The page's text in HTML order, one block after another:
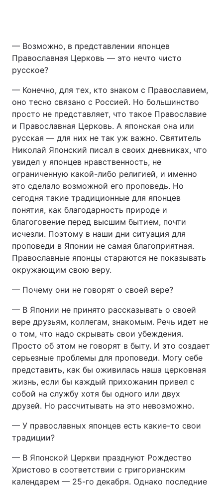
— Возможно, в представлении японцев
Православная Церковь — это нечто чисто
русское?
— Конечно, для тех, кто знаком с Православием,
оно тесно связано с Россией. Но большинство
просто не представляет, что такое Православие
и Православная Церковь. А японская она или
русская — для них не так уж важно. Святитель
Николай Японский писал в своих дневниках, что
увидел у японцев нравственность, не
ограниченную какой-либо религией, и именно
это сделало возможной его проповедь. Но
сегодня такие традиционные для японцев
понятия, как благодарность природе и
благоговение перед высшим бытием, почти
исчезли. Поэтому в наши дни ситуация для
проповеди в Японии не самая благоприятная.
Православные японцы стараются не показывать
окружающим свою веру.
— Почему они не говорят о своей вере?
— В Японии не принято рассказывать о своей
вере друзьям, коллегам, знакомым. Речь идет не
о том, что надо скрывать свои убеждения.
Просто об этом не говорят в быту. И это создает
серьезные проблемы для проповеди. Могу себе
представить, как бы оживилась наша церковная
жизнь, если бы каждый прихожанин привел с
собой на службу хотя бы одного или двух
друзей. Но рассчитывать на это невозможно.
— У православных японцев есть какие-то свои
традиции?
— В Японской Церкви празднуют Рождество
Христово в соответствии с григорианским
календарем — 25-го декабря. Однако последние